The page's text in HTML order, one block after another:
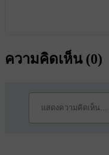
ความคิดเห็น (0)